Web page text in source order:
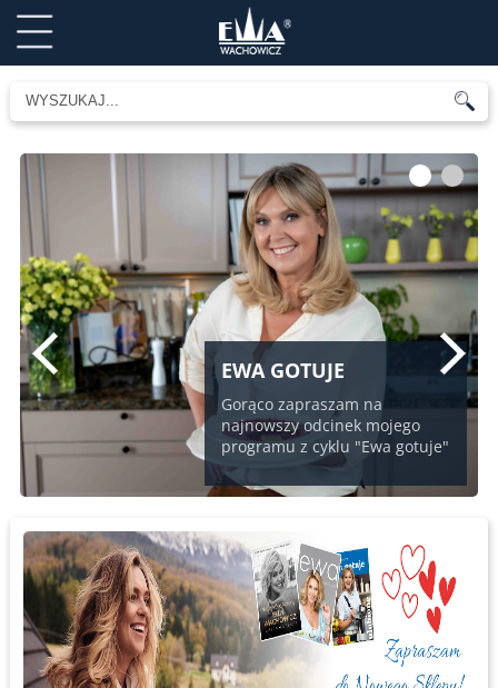
EWA GOTUJE
Gorąco zapraszam na
najnowszy odcinek mojego
programu z cyklu "Ewa gotuje"
1 2